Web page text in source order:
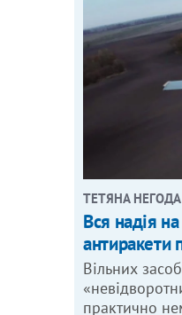
ТЕТЯНА НЕГОДА
Вся надія
антиракети
Вільних
практично